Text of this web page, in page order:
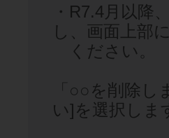
・R7.4月以降
し、画面上部
ください。
「○○を削除
い]を選択しま